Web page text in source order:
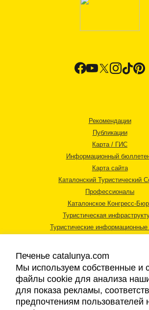
Рекомендации
Публикации
Карта / ГИС
Информационный
Карта сайта
Каталонский Туристический
Профессионалы
Каталонское Конгресс-
Туристическая
Туристические
Правовая информация
Печенье catalunya.com
Мы используем собственные и
файлы cookie для анализа
для показа рекламы,
предпочтениям пользователей